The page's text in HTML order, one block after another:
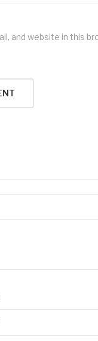
and website in this